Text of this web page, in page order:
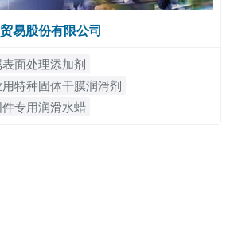
易股份有限公司
面处理添加剂
特种固体干膜润滑剂
专用润滑水蜡